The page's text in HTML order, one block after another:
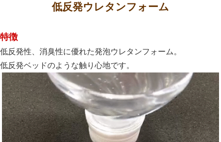
低反発ウレタンフォーム
特徴
低反発性、消臭性に優れた発泡ウレタンフォーム。
低反発ベッドのような触り心地です。